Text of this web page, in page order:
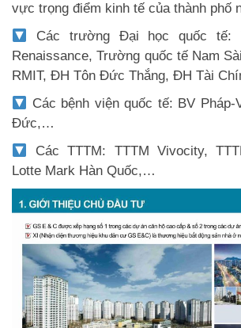
vực trọng điểm kinh tế của thành phố
Các trường Đại học quốc tế:
Renaissance, Trường quốc tế Nam
RMIT, ĐH Tôn Đức Thắng, ĐH Tài
Các bệnh viện quốc tế: BV Pháp-
Đức,…
Các TTTM: TTTM Vivocity,
Lotte Mark Hàn Quốc,…